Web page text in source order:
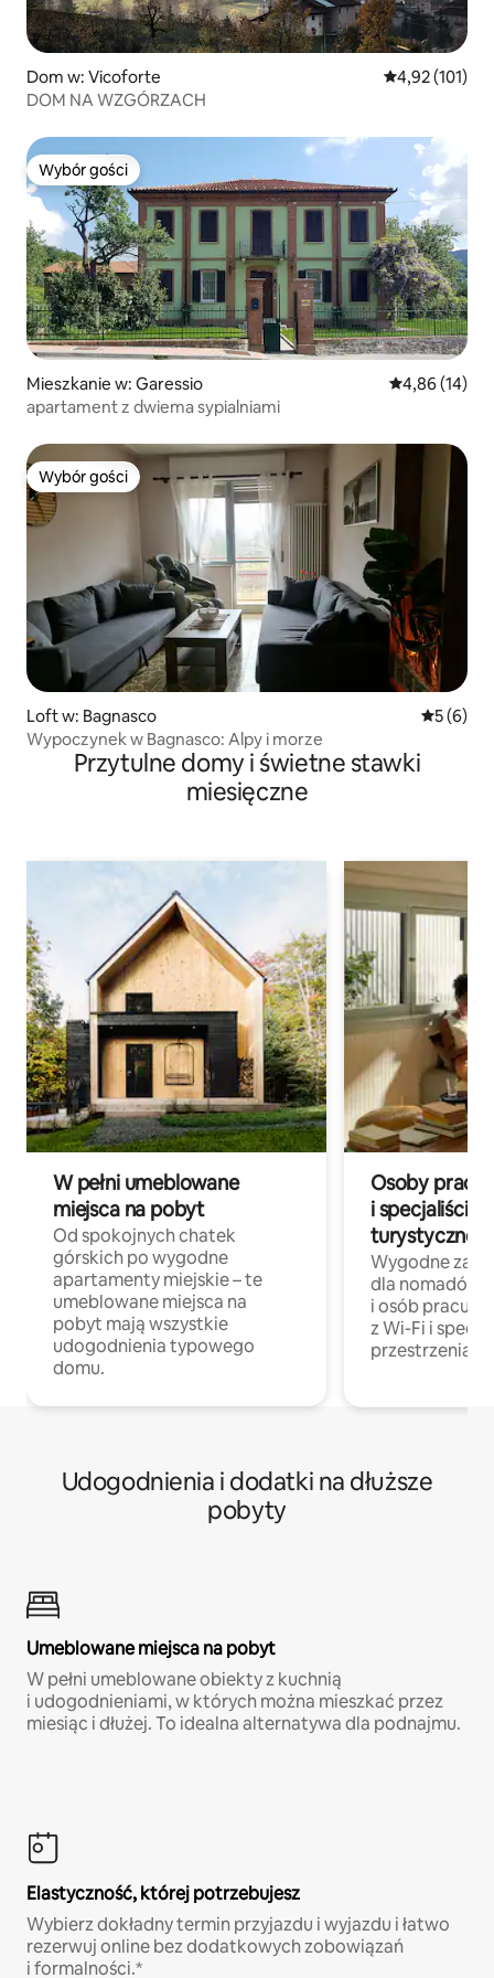
Dom w: Vicoforte Średnia
4,92 (101)
DOM NA WZGÓRZACH
Wybór gości
Wybór gości
Mieszkanie w: Garessio Średnia
4,86 (14)
apartament z dwiema sypialniami
Wybór gości
Wybór gości
Loft w: Bagnasco Średnia
5 (6)
Wypoczynek w Bagnasco: Alpy i morze
Przytulne domy i świetne stawki
miesięczne
W pełni umeblowane
miejsca na pobyt
Od spokojnych chatek
górskich po wygodne
apartamenty miejskie – te
umeblowane miejsca na
pobyt mają wszystkie
udogodnienia typowego
domu.
Osoby
i specjaliści z
turystycznej
Wygodne
dla nomadów
i osób
z Wi-Fi i
przestrzenią
Udogodnienia i dodatki na dłuższe
pobyty
Umeblowane miejsca na pobyt
W pełni umeblowane obiekty z kuchnią
i udogodnieniami, w których można mieszkać przez
miesiąc i dłużej. To idealna alternatywa dla podnajmu.
Elastyczność, której potrzebujesz
Wybierz dokładny termin przyjazdu i wyjazdu i łatwo
rezerwuj online bez dodatkowych zobowiązań
i formalności.*